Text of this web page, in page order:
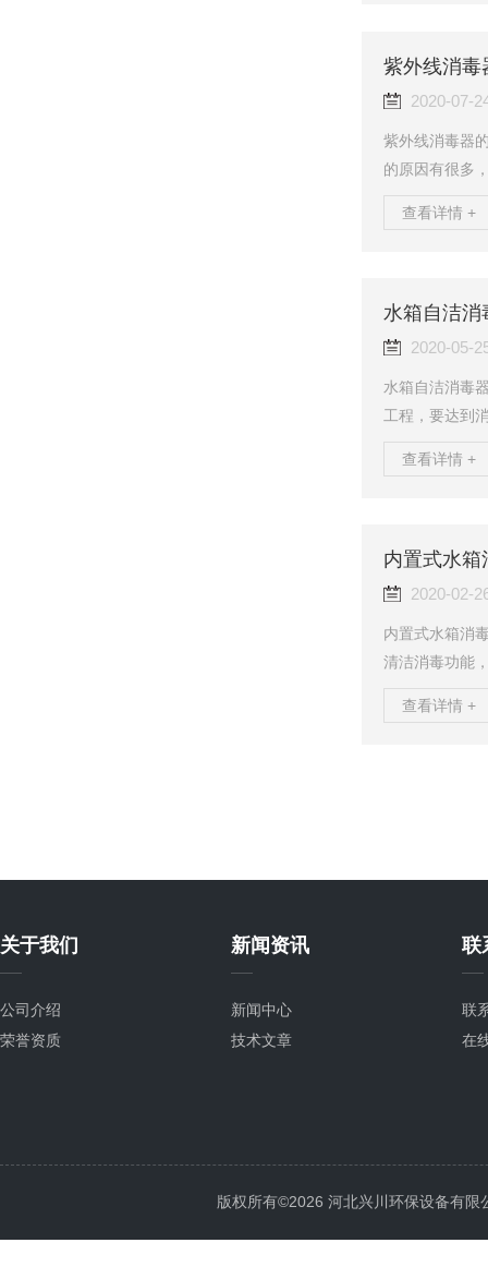
响。紫外线杀
器，无鱼腥味
紫外线消毒
2020-07-
紫外线消毒器
的原因有很多
消毒设备，不
紫外剂量来决
水利条件，都
查看详情 +
水箱自洁消
2020-05-
水箱自洁消毒
工程，要达到
把臭氧制取技
或单个水分子
面张力，增强
查看详情 +
内置式水箱
2020-02-
内置式水箱消
清洁消毒功能
所以每年给水
查看详情 +
关于我们
公司介绍
荣誉资质
新闻资讯
新闻中心
技术文章
联
联
在
版权所有©2026 河北兴川环保设备有